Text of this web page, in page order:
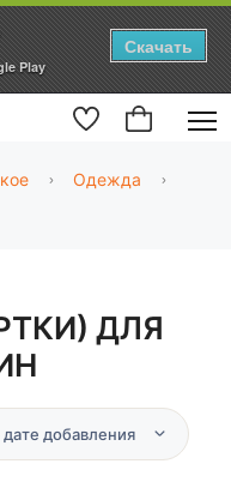
Play
Скачать
Одежда
ДЛЯ
добавления